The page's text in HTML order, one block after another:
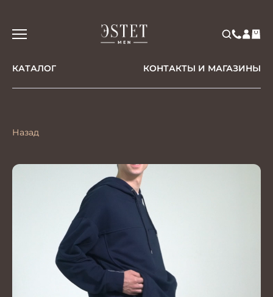
КАТАЛОГ КОНТАКТЫ И МАГАЗИНЫ
Назад